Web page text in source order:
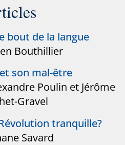
bout de la langue
Bouthillier
son mal-être
Poulin et Jérôme
Gravel
tranquille?
Savard